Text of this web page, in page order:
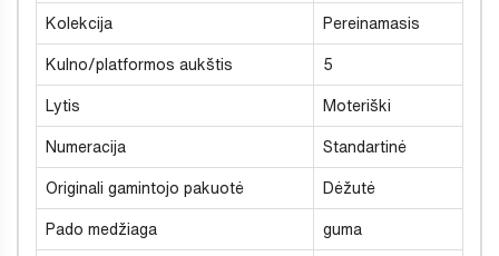
Kolekcija Pereinamasis
Kulno/platformos aukštis 5
Lytis Moteriški
Numeracija Standartinė
Originali gamintojo pakuotė Dėžutė
Pado medžiaga guma